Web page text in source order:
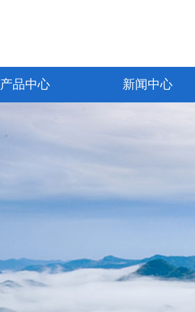
产品中心 新闻中心